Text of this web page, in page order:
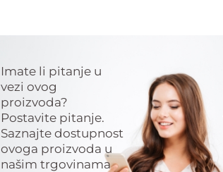
Imate li pitanje u
vezi ovog
proizvoda?
Postavite pitanje.
Saznajte dostupnost
ovoga proizvoda u
našim trgovinama